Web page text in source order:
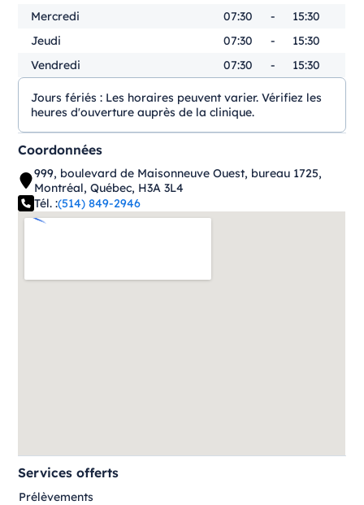
Mercredi
07:30 -
15:30
Jeudi
07:30 -
15:30
Vendredi
07:30 - 15:30
Jours fériés : Les horaires peuvent varier. Vérifiez les
heures d'ouverture auprès de la clinique.
Coordonnées
999, boulevard de Maisonneuve Ouest, bureau 1725,
Montréal, Québec, H3A 3L4
Tél. :(514) 849-2946
Services offerts
Prélèvements